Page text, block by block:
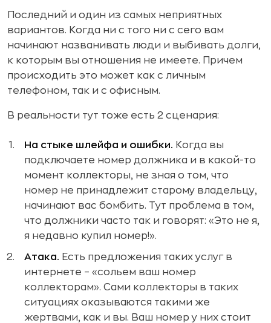
Последний и один из самых неприятных
вариантов. Когда ни с того ни с сего вам
начинают названивать люди и выбивать долги,
к которым вы отношения не имеете. Причем
происходить это может как с личным
телефоном, так и с офисным.
В реальности тут тоже есть 2 сценария:
На стыке шлейфа и ошибки. Когда вы
подключаете номер должника и в какой-то
момент коллекторы, не зная о том, что
номер не принадлежит старому владельцу,
начинают вас бомбить. Тут проблема в том,
что должники часто так и говорят: «Это не я,
я недавно купил номер!».
Атака. Есть предложения таких услуг в
интернете – «сольем ваш номер
коллекторам». Сами коллекторы в таких
ситуациях оказываются такими же
жертвами, как и вы. Ваш номер у них стоит